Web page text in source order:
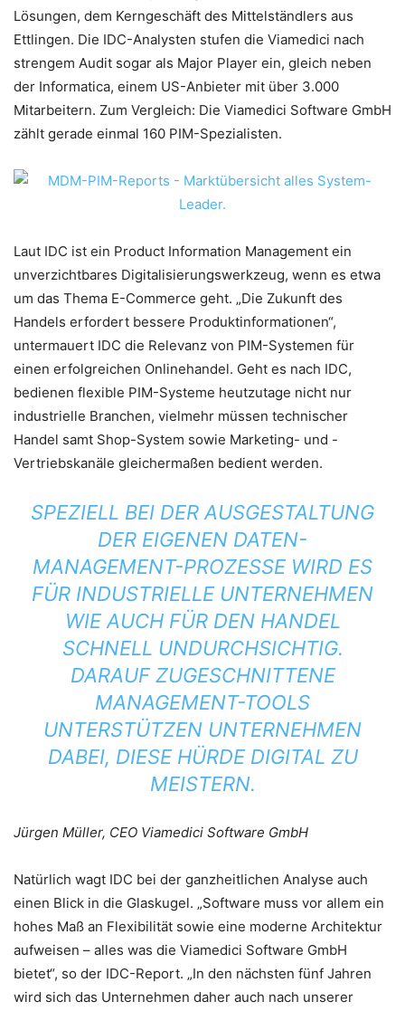
Lösungen, dem Kerngeschäft des Mittelständlers aus
Ettlingen. Die IDC-Analysten stufen die Viamedici nach
strengem Audit sogar als Major Player ein, gleich neben
der Informatica, einem US-Anbieter mit über 3.000
Mitarbeitern. Zum Vergleich: Die Viamedici Software GmbH
zählt gerade einmal 160 PIM-Spezialisten.
Laut IDC ist ein Product Information Management ein
unverzichtbares Digitalisierungswerkzeug, wenn es etwa
um das Thema E-Commerce geht. „Die Zukunft des
Handels erfordert bessere Produktinformationen“,
untermauert IDC die Relevanz von PIM-Systemen für
einen erfolgreichen Onlinehandel. Geht es nach IDC,
bedienen flexible PIM-Systeme heutzutage nicht nur
industrielle Branchen, vielmehr müssen technischer
Handel samt Shop-System sowie Marketing- und -
Vertriebskanäle gleichermaßen bedient werden.
SPEZIELL BEI DER AUSGESTALTUNG
DER EIGENEN DATEN-
MANAGEMENT-PROZESSE WIRD ES
FÜR INDUSTRIELLE UNTERNEHMEN
WIE AUCH FÜR DEN HANDEL
SCHNELL UNDURCHSICHTIG.
DARAUF ZUGESCHNITTENE
MANAGEMENT-TOOLS
UNTERSTÜTZEN UNTERNEHMEN
DABEI, DIESE HÜRDE DIGITAL ZU
MEISTERN.
Jürgen Müller, CEO Viamedici Software GmbH
Natürlich wagt IDC bei der ganzheitlichen Analyse auch
einen Blick in die Glaskugel. „Software muss vor allem ein
hohes Maß an Flexibilität sowie eine moderne Architektur
aufweisen – alles was die Viamedici Software GmbH
bietet“, so der IDC-Report. „In den nächsten fünf Jahren
wird sich das Unternehmen daher auch nach unserer